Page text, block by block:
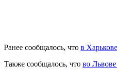
Ранее сообщалось, что в
Также сообщалось, что во Львове